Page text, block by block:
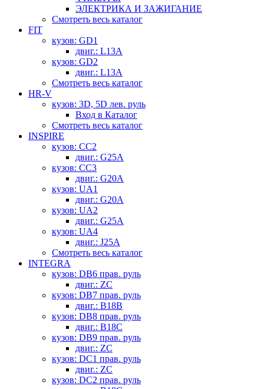
ЭЛЕКТРИКА И ЗАЖИГАНИЕ
Смотреть весь каталог
FIT
кузов: GD1
двиг.: L13A
кузов: GD2
двиг.: L13A
Смотреть весь каталог
HR-V
кузов: 3D, 5D лев. руль
Вход в Каталог
Смотреть весь каталог
INSPIRE
кузов: CC2
двиг.: G25A
кузов: CC3
двиг.: G20A
кузов: UA1
двиг.: G20A
кузов: UA2
двиг.: G25A
кузов: UA4
двиг.: J25A
Смотреть весь каталог
INTEGRA
кузов: DB6 прав. руль
двиг.: ZC
кузов: DB7 прав. руль
двиг.: B18B
кузов: DB8 прав. руль
двиг.: B18C
кузов: DB9 прав. руль
двиг.: ZC
кузов: DC1 прав. руль
двиг.: ZC
кузов: DC2 прав. руль